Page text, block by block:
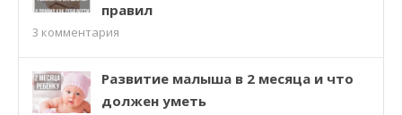
правил
3 комментария
Развитие малыша в 2 месяца и что
должен уметь